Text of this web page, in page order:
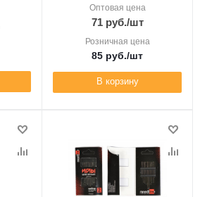
Оптовая цена
71руб./шт
Розничная цена
85 руб./шт
В корзину